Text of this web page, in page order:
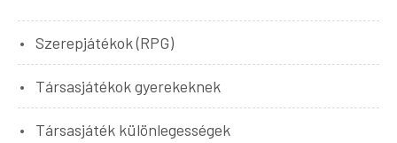
Szerepjátékok (RPG)
Társasjátékok gyerekeknek
Társasjáték különlegességek